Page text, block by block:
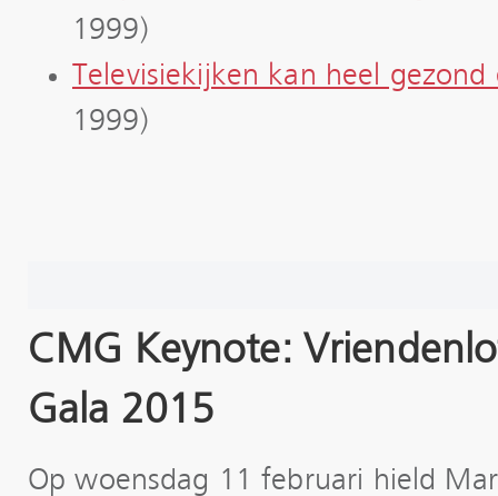
1999)
Televisiekijken kan heel
1999)
CMG Keynote:
Gala 2015
Op woensdag 11 februari hield